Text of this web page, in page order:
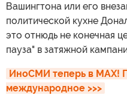
Вашингтона или его
политической кухне
это отнюдь не конечная
пауза" в затяжной
ИноСМИ теперь в MAX!
международное >>>